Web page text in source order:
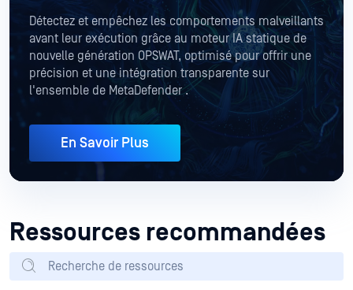
Détectez et empêchez les comportements malveillants
avant leur exécution grâce au moteur IA statique de
nouvelle génération OPSWAT, optimisé pour offrir une
précision et une intégration transparente sur
l'ensemble de MetaDefender .
En Savoir Plus
Ressources recommandées